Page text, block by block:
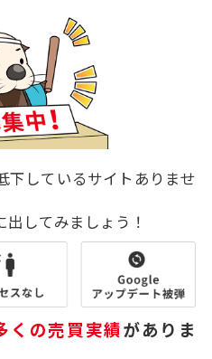
下しているサイトありませ
してみましょう！
くの売買実績がありま